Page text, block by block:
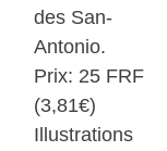
des San-
Antonio.
Prix: 25 FRF
(3,81€)
Illustrations